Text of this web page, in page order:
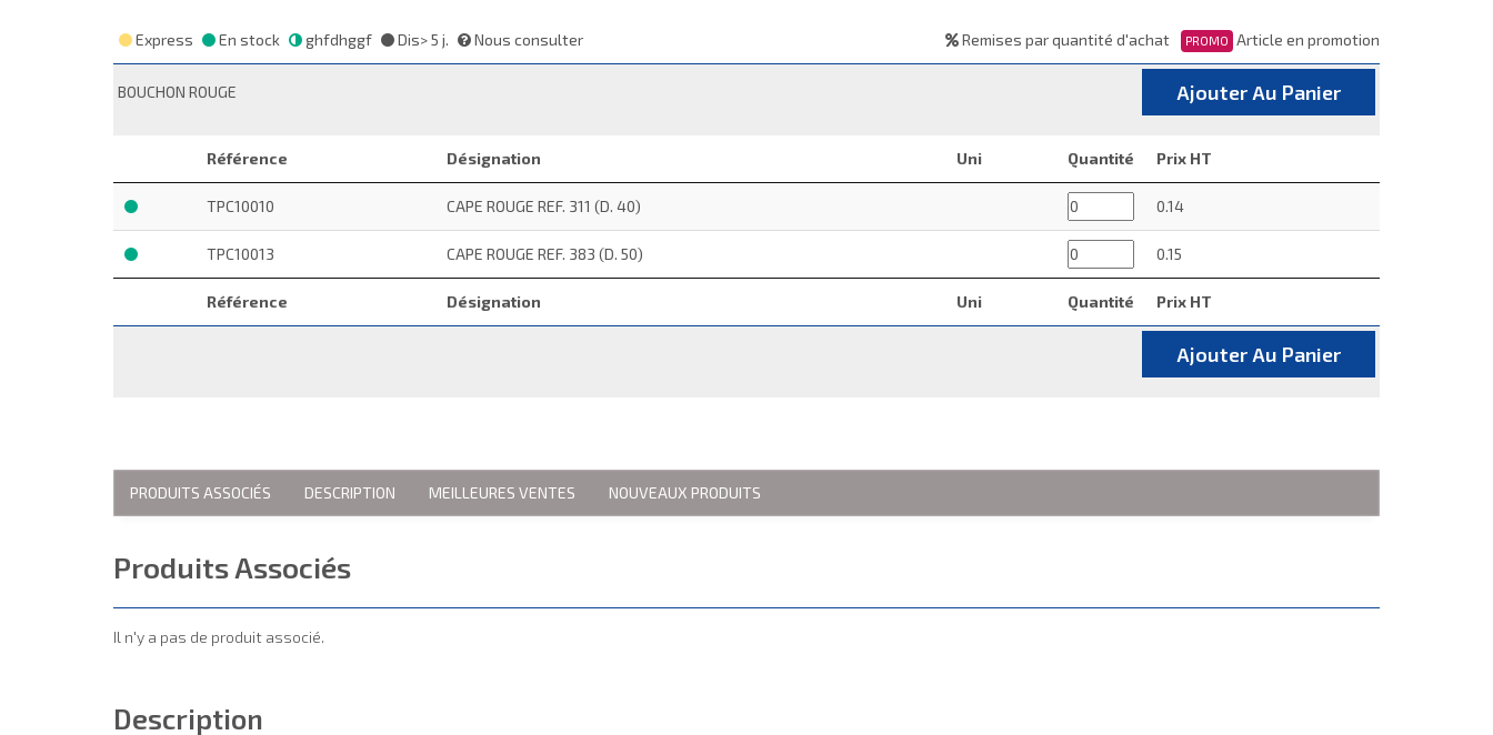
Express En stock ghfdhggf Dis> 5 j. Nous consulter Remises par quantité d'achat PROMO Article en promotion
BOUCHON ROUGE Ajouter Au Panier
Référence Désignation Uni Quantité Prix HT
Référence Désignation Uni Quantité Prix HT
TPC10010 CAPE ROUGE REF. 311 (D. 40) 0.14
TPC10013 CAPE ROUGE REF. 383 (D. 50) 0.15
Ajouter Au Panier
PRODUITS ASSOCIÉS DESCRIPTION MEILLEURES VENTES NOUVEAUX PRODUITS
Produits Associés
Il n'y a pas de produit associé.
Description